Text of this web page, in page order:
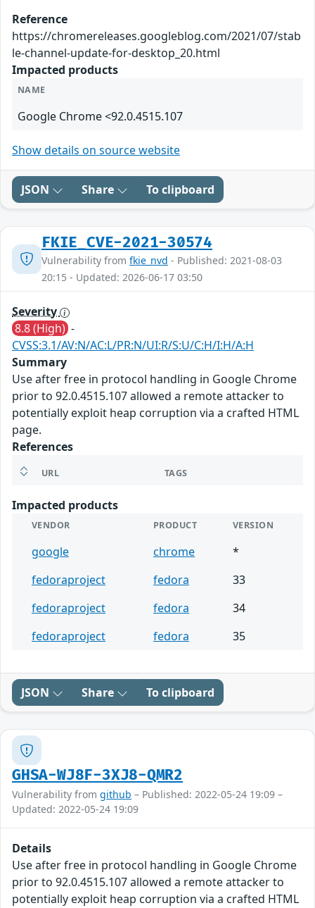
Reference
https://chromereleases.googleblog.com/2021/07/stab
le-channel-update-for-desktop_20.html
Impacted products
NAME
Google Chrome <92.0.4515.107
Show details on source website
JSON Share To clipboard
FKIE_CVE-2021-30574
Vulnerability from fkie_nvd - Published: 2021-08-03
20:15 - Updated: 2026-06-17 03:50
Severity
8.8 (High) -
CVSS:3.1/AV:N/AC:L/PR:N/UI:R/S:U/C:H/I:H/A:H
Summary
Use after free in protocol handling in Google Chrome
prior to 92.0.4515.107 allowed a remote attacker to
potentially exploit heap corruption via a crafted HTML
page.
References
URL TAGS
Impacted products
VENDOR PRODUCT VERSION
google chrome
*
fedoraproject
fedora
33
fedoraproject
fedora
34
fedoraproject
fedora 35
JSON Share To clipboard
GHSA-WJ8F-3XJ8-QMR2
Vulnerability from github – Published: 2022-05-24 19:09 –
Updated: 2022-05-24 19:09
Details
Use after free in protocol handling in Google Chrome
prior to 92.0.4515.107 allowed a remote attacker to
potentially exploit heap corruption via a crafted HTML